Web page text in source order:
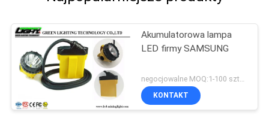
Akumulatorowa lampa
LED firmy SAMSUNG
KONTAKT